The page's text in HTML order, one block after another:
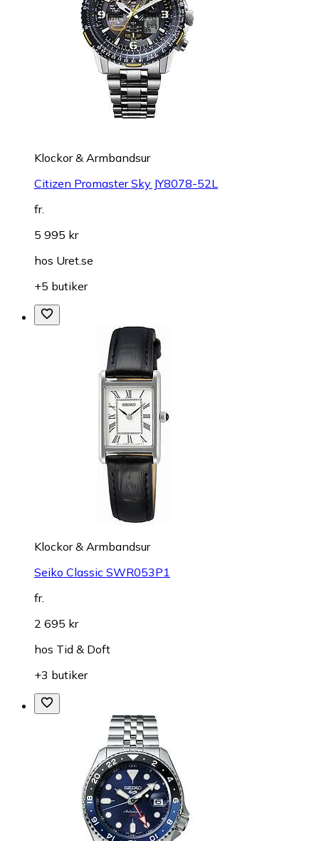
Klockor & Armbandsur
Citizen Promaster Sky JY8078-52L
fr.
5 995 kr
hos Uret.se
+5 butiker
Klockor & Armbandsur
Seiko Classic SWR053P1
fr.
2 695 kr
hos Tid & Doft
+3 butiker